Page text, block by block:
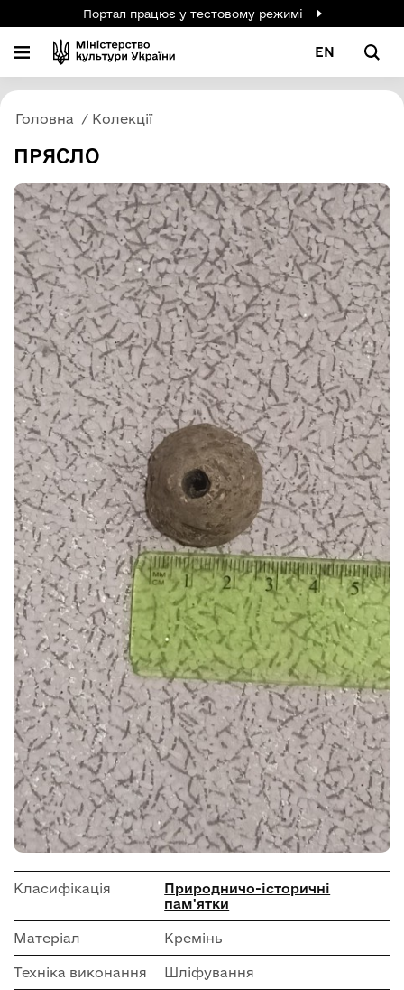
Портал працює у тестовому режимі
EN
Головна Колекції
ПРЯСЛО
Класифікація
Природничо-історичні
пам'ятки
Матеріал Кремінь
Техніка виконання Шліфування